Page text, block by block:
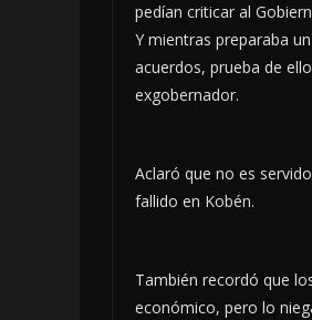
pedían criticar al
Y mientras preparaba
acuerdos, prueba de
exgobernador.
Aclaró que no es
fallido en Kobén.
También recordó que
económico, pero lo